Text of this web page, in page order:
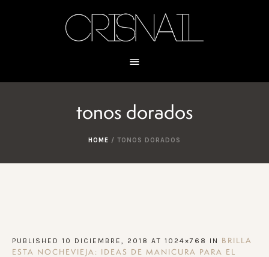
tonos dorados
HOME / TONOS DORADOS
PUBLISHED 10 DICIEMBRE, 2018 AT 1024×768 IN
BRILLA
ESTA NOCHEVIEJA: IDEAS DE MANICURA PARA EL